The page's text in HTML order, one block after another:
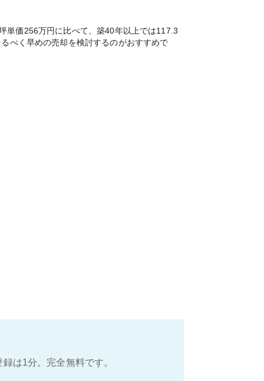
単価256万円に比べて、築40年以上では117.3
べく早めの売却を検討するのがおすすめで
は1分。完全無料です。